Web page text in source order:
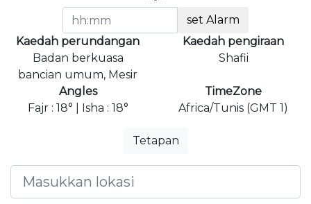
set Alarm
Kaedah perundangan
Badan berkuasa
bancian umum, Mesir
Kaedah pengiraan
Shafii
Angles
Fajr : 18° | Isha : 18°
TimeZone
Africa/Tunis (GMT 1)
Tetapan